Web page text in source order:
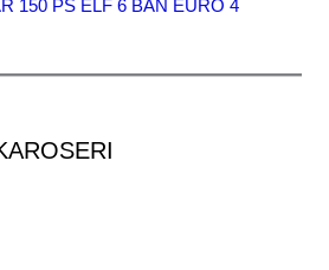
150 PS ELF 6 BAN EURO 4